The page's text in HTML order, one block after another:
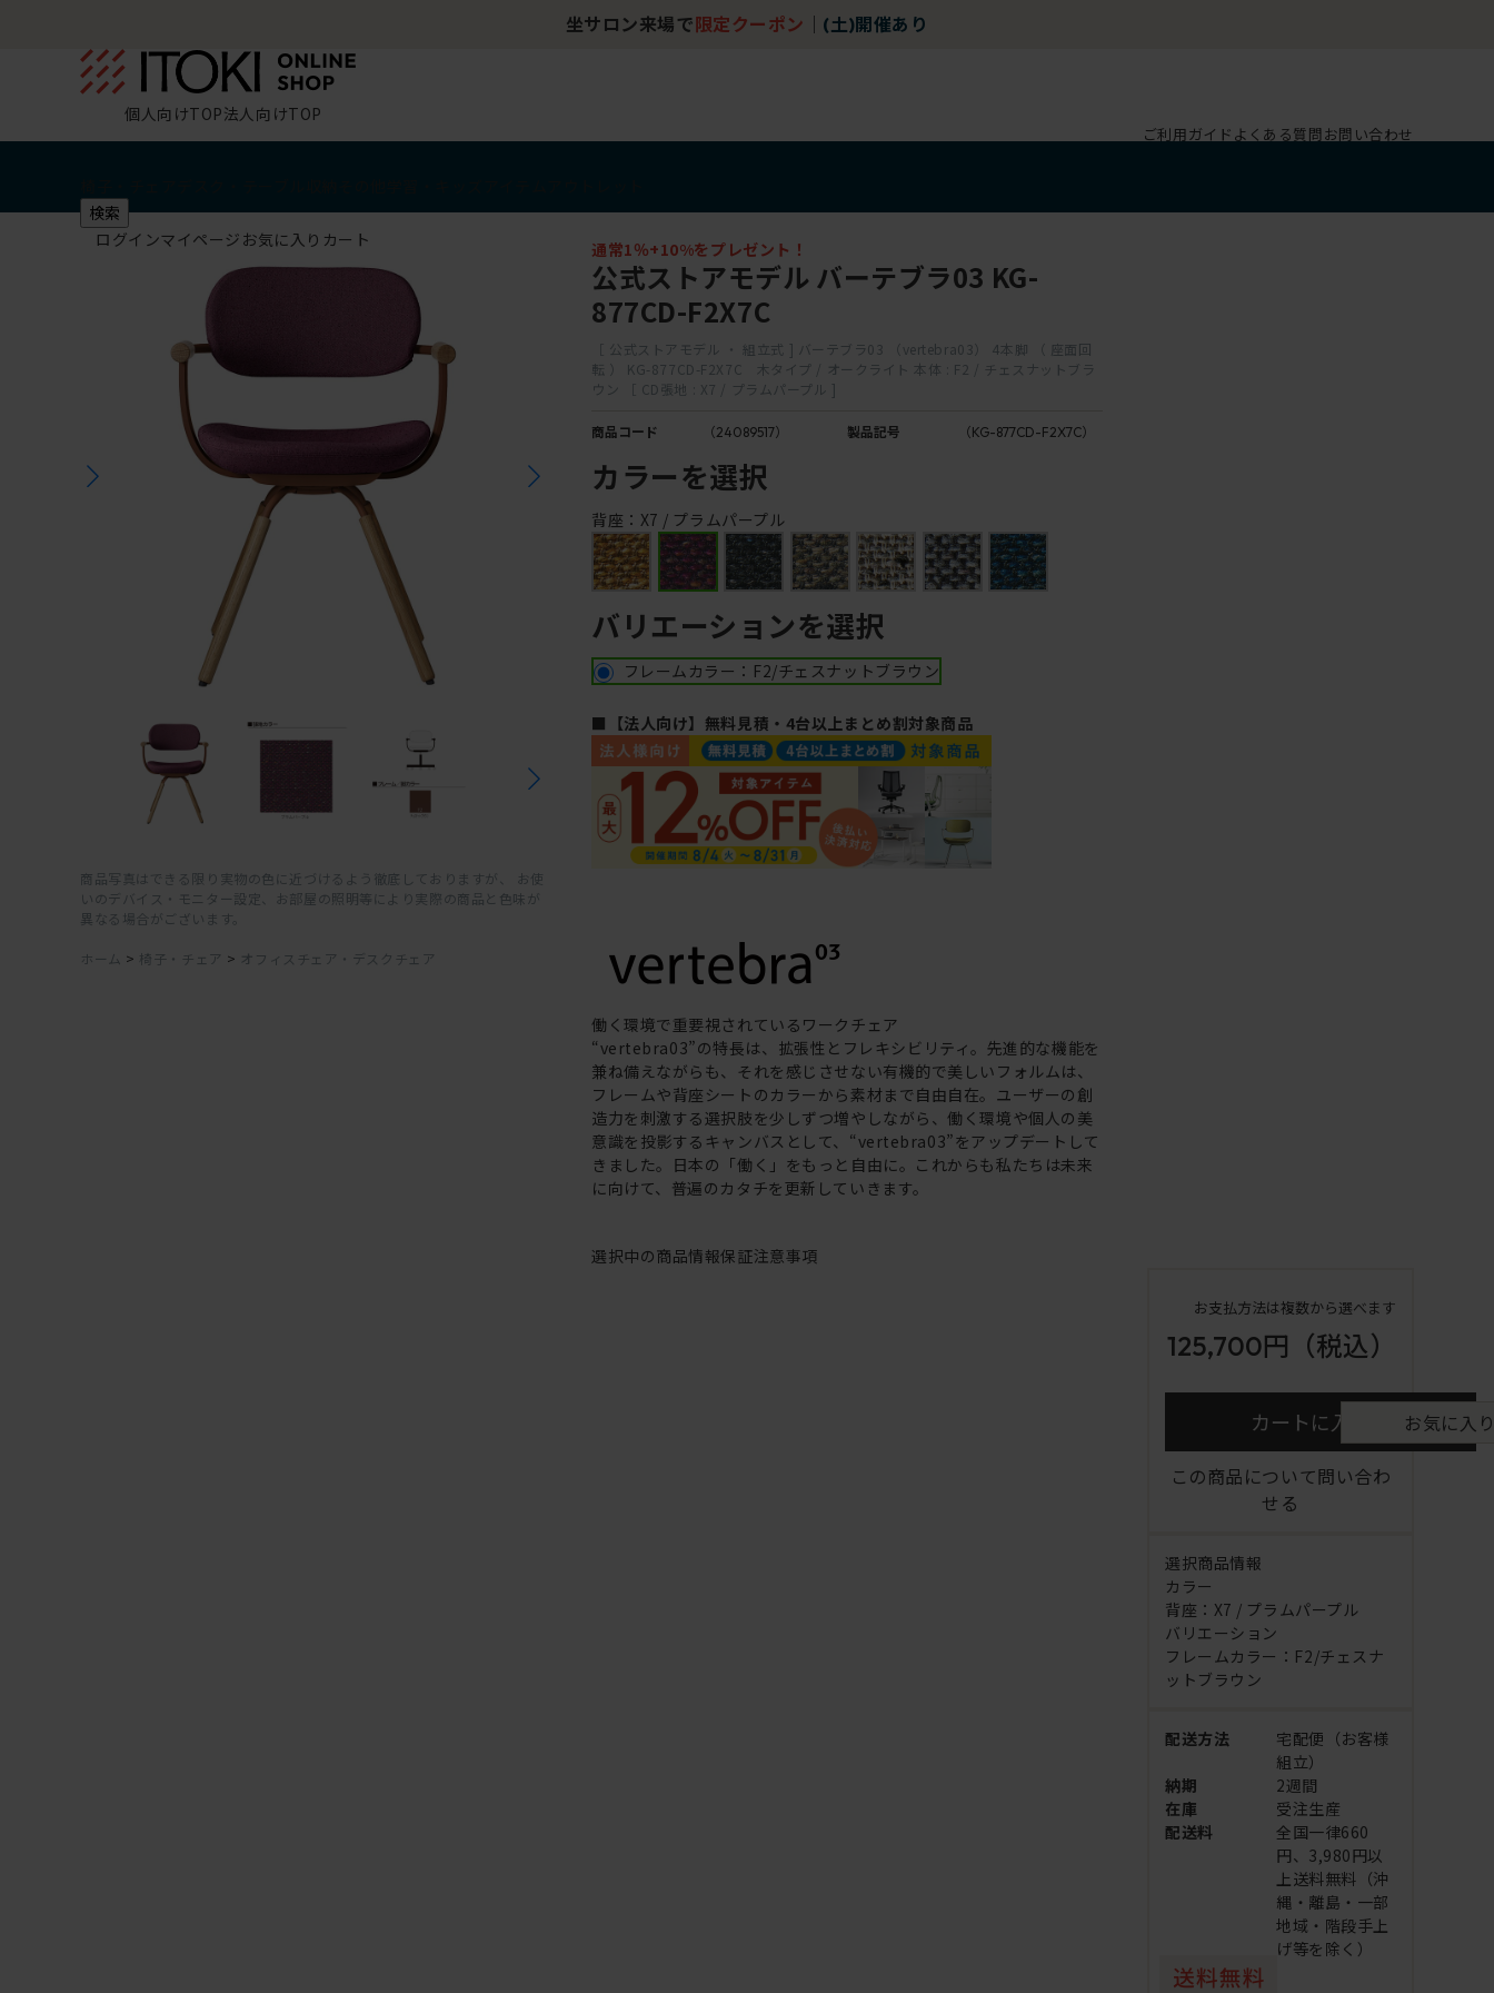
坐サロン来場で 限定クーポン (土)開催あり
個人向けTOP法人向けTOP
ご利用ガイド よくある質問お問い合わせ
検索
ログインマイページ お気に入り カート
座：
ル
商品写真はできる限り実物の色に近づけるよう徹底しておりますが、 お使
いのデバイス・モニター設定、お部屋の照明等により実際の商品と色味が
異なる場合がございます。
ホーム > 椅子・チェア > オフィスチェア・デスクチェア
通常1％+10%をプレゼント！
公式ストアモデル バーテブラ03 KG-
877CD-F2X7C
［ 公式ストアモデル ・ 組立式 ] バーテブラ03 （vertebra03） 4本脚 （ 座面回
転 ） KG-877CD-F2X7C 木タイプ / オークライト 本体 : F2 / チェスナットブラ
ウン ［ CD張地 : X7 / プラムパープル ]
商品コード （24089517） 製品記号 （KG-877CD-F2X7C）
カラーを選択
背座：X7 / プラムパープル
バリエーションを選択
フレームカラー：F2/チェスナットブラウン
■【法人向け】無料見積・4台以上まとめ割対象商品
働く環境で重要視されているワークチェア
“vertebra03”の特長は、拡張性とフレキシビリティ。先進的な機能を
兼ね備えながらも、それを感じさせない有機的で美しいフォルムは、
フレームや背座シートのカラーから素材まで自由自在。ユーザーの創
造力を刺激する選択肢を少しずつ増やしながら、働く環境や個人の美
意識を投影するキャンバスとして、“vertebra03”をアップデートして
きました。日本の「働く」をもっと自由に。これからも私たちは未来
に向けて、普遍のカタチを更新していきます。
選択中の商品情報保証注意事項
お支払方法は複数から選べます
125,700円 （税込）
カートに入れる お気に入
この商品について問い合わ
せる
選択商品情報
カラー
背座：X7 / プラムパープル
バリエーション
フレームカラー：F2/チェスナ
ットブラウン
配送方法
宅配便（お客様
組立）
納期
2週間
在庫
受注生産
配送料
全国一律660
円、3,980円以
上送料無料（沖
縄・離島・一部
地域・階段手上
げ等を除く）